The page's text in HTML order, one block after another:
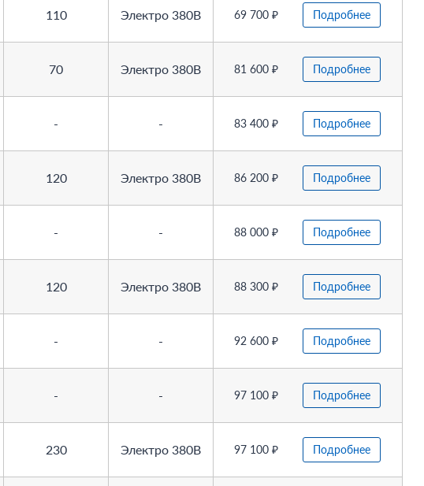
69 700 ₽ Подробнее
110 Электро 380В
81 600 ₽ Подробнее
70 Электро 380В
83 400 ₽ Подробнее
- -
86 200 ₽ Подробнее
120 Электро 380В
88 000 ₽ Подробнее
- -
88 300 ₽ Подробнее
120 Электро 380В
92 600 ₽ Подробнее
- -
97 100 ₽ Подробнее
- -
97 100 ₽ Подробнее
230 Электро 380В